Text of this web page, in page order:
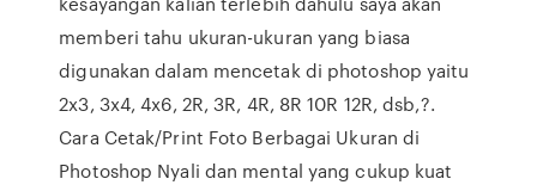
memberi tahu ukuran-ukuran yang biasa
digunakan dalam mencetak di photoshop yaitu
2x3, 3x4, 4x6, 2R, 3R, 4R, 8R 10R 12R, dsb,?.
Cara Cetak/Print Foto Berbagai Ukuran di
Photoshop Nyali dan mental yang cukup kuat